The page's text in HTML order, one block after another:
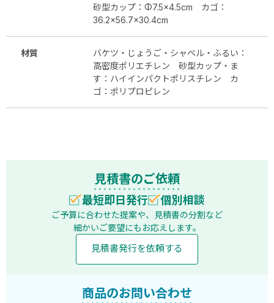
砂型カップ：Φ7.5×4.5cm カゴ：
36.2×56.7×30.4cm
材質
バケツ・じょうご・シャベル・ふるい：
高密度ポリエチレン 砂型カップ・ま
す：ハイインパクトポリスチレン カ
ゴ：ポリプロピレン
見積書のご依頼
最短即日発行 個別相談
ご予算に合わせた提案や、見積書の分割など
細かいご要望にもお応えします。
見積書発行を依頼する
商品のお問い合わせ